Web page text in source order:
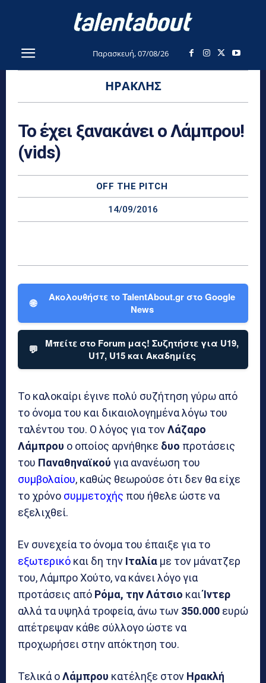
Παρασκευή, 07/08/26
ΗΡΑΚΛΉΣ
Το έχει ξανακάνει ο Λάμπρου!
(vids)
OFF THE PITCH
14/09/2016
🌐
Ακολουθήστε το TalentAbout.gr στο Google
News
💬
Μπείτε στο Forum μας! Συζητήστε για U19,
U17, U15 και Ακαδημίες
Το καλοκαίρι έγινε πολύ συζήτηση γύρω από
το όνομα του και δικαιολογημένα λόγω του
ταλέντου του. Ο λόγος για τονΛάζαρο
Λάμπρου ο οποίος αρνήθηκε δυο προτάσεις
του Παναθηναϊκού για ανανέωση του
συμβολαίου, καθώς θεωρούσε ότι δεν θα είχε
το χρόνο συμμετοχής που ήθελε ώστε να
εξελιχθεί.
Εν συνεχεία το όνομα του έπαιξε για το
εξωτερικό και δη την Ιταλία με τον μάνατζερ
του, Λάμπρο Χούτο, να κάνει λόγο για
προτάσεις από Ρόμα, την Λάτσιο καιΊντερ
αλλά τα υψηλά τροφεία, άνω των 350.000 ευρώ
απέτρεψαν κάθε σύλλογο ώστε να
προχωρήσει στην απόκτηση του.
Τελικά οΛάμπρου κατέληξε στον Ηρακλή